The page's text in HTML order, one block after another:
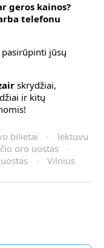
geros kainos?
telefonu
jūsų
skrydžiai,
ir kitų
bilietai ·
lektuvu
oro uostas
·
· Vilnius